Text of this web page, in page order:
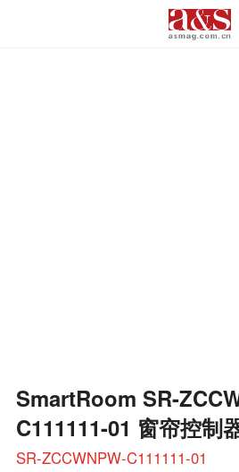
SmartRoom SR-
C111111-01 窗帘控制
SR-ZCCWNPW-C111111-01